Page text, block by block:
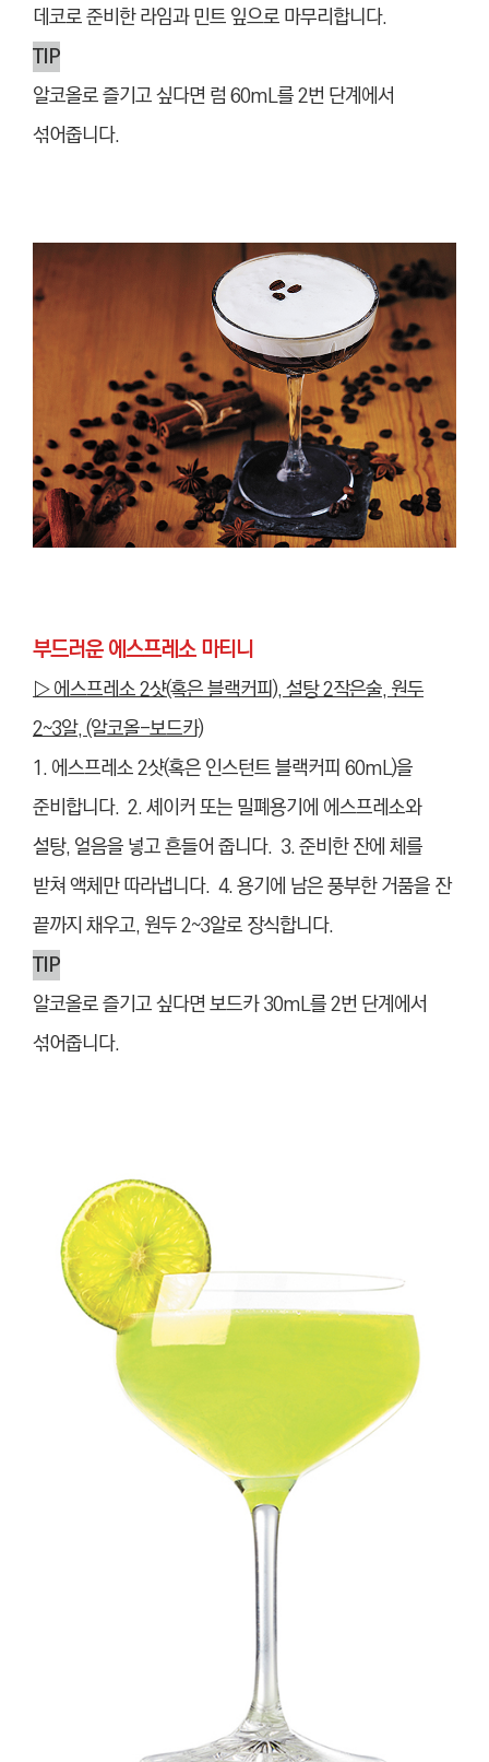
데코로 준비한 라임과 민트 잎으로 마무리합니다.
TIP
알코올로 즐기고 싶다면 럼 60mL를 2번 단계에서
섞어줍니다.
부드러운 에스프레소 마티니
▷에스프레소 2샷(혹은 블랙커피), 설탕 2작은술, 원두
2~3알, (알코올-보드카)
1. 에스프레소 2샷(혹은 인스턴트 블랙커피 60mL)을
준비합니다. 2. 셰이커 또는 밀폐용기에 에스프레소와
설탕, 얼음을 넣고 흔들어 줍니다. 3. 준비한 잔에 체를
받쳐 액체만 따라냅니다. 4. 용기에 남은 풍부한 거품을 잔
끝까지 채우고, 원두 2~3알로 장식합니다.
TIP
알코올로 즐기고 싶다면 보드카 30mL를 2번 단계에서
섞어줍니다.